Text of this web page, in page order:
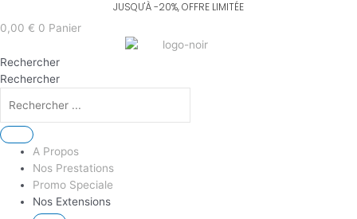
au
0,00 € 0 Panier
Rechercher
Rechercher
A Propos
Nos Prestations
Promo Speciale
Nos Extensions